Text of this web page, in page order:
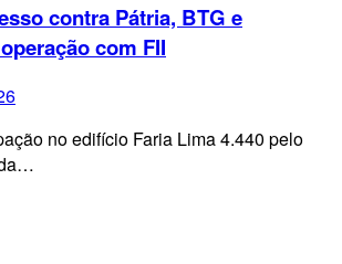
contra Pátria, BTG e
com FII
no edifício Faria Lima 4.440 pelo